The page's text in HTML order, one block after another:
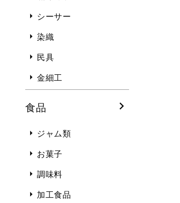
シーサー
染織
民具
金細工
食品
ジャム類
お菓子
調味料
加工食品